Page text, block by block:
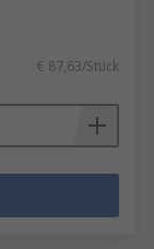
€ 87,63/Stück